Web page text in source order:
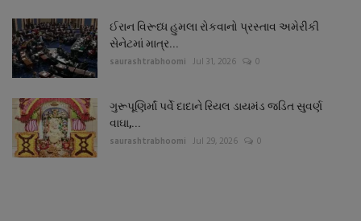
ઈરાન વિરૂધ્ધ હુમલા રોકવાનો પ્રસ્તાવ અમેરીકી
સેનેટમાં માત્ર...
saurashtrabhoomi Jul 31, 2026 0
ગુરૂપૂણિર્માં પર્વે દાદાને રિયલ ડાયમંડ જડિત સુવર્ણ
વાઘા,...
saurashtrabhoomi Jul 29, 2026 0